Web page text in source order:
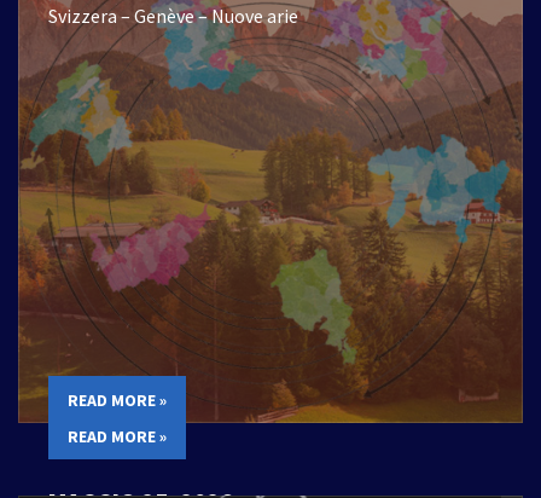
Svizzera – Genève – Nuove arie
READ MORE »
READ MORE »